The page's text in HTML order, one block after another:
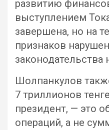
развитию
выступлением
завершена, но на
признаков
законодательства
Шолпанкулов
7 триллионов
президент, — это
операций, а не